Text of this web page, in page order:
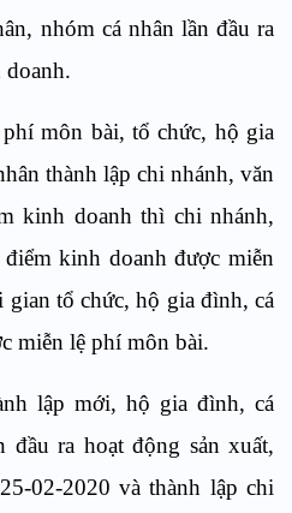
nhóm cá nhân lần đầu ra
doanh.
môn bài, tổ chức, hộ gia
thành lập chi nhánh, văn
kinh doanh thì chi nhánh,
kinh doanh được miễn
tổ chức, hộ gia đình, cá
miễn lệ phí môn bài.
lập mới, hộ gia đình, cá
đầu ra hoạt động sản xuất,
02-2020 và thành lập chi